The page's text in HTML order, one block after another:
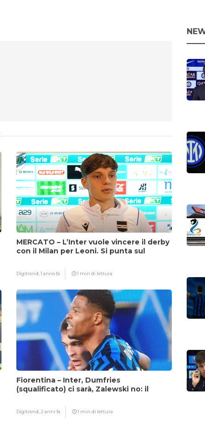
MERCATO – L’Inter vuole vincere il derby
con il Milan per Leoni. Si punta sul
Digitrend,1 anno fa 1 min di lettura
Fiorentina – Inter, Dumfries
(squalificato) ci sarà, Zalewski no: il
Digitrend,2 anni fa 1 min di lettura